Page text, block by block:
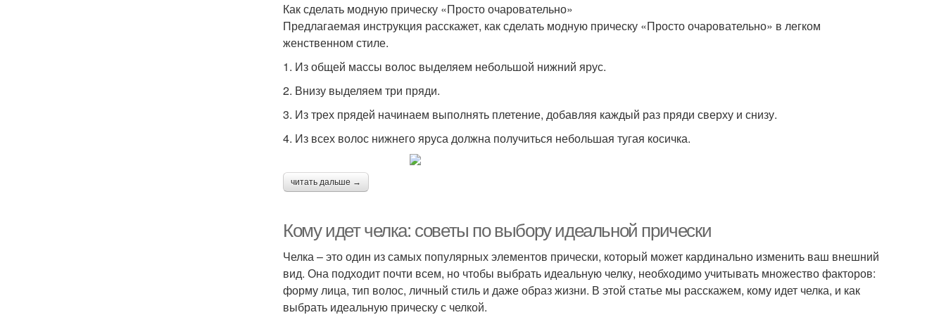
Как сделать модную прическу «Просто очаровательно»
Предлагаемая инструкция расскажет, как сделать модную прическу «Просто очаровательно» в легком
женственном стиле.
1. Из общей массы волос выделяем небольшой нижний ярус.
2. Внизу выделяем три пряди.
3. Из трех прядей начинаем выполнять плетение, добавляя каждый раз пряди сверху и снизу.
4. Из всех волос нижнего яруса должна получиться небольшая тугая косичка.
читать дальше →
Кому идет челка: советы по выбору идеальной прически
Челка – это один из самых популярных элементов прически, который может кардинально изменить ваш внешний
вид. Она подходит почти всем, но чтобы выбрать идеальную челку, необходимо учитывать множество факторов:
форму лица, тип волос, личный стиль и даже образ жизни. В этой статье мы расскажем, кому идет челка, и как
выбрать идеальную прическу с челкой.